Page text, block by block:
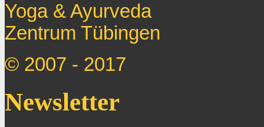
Yoga & Ayurveda
Zentrum Tübingen
© 2007 - 2017
Newsletter